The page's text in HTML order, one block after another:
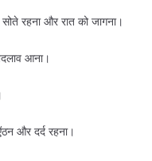
रहना और रात को जागना।
आना।
और दर्द रहना।